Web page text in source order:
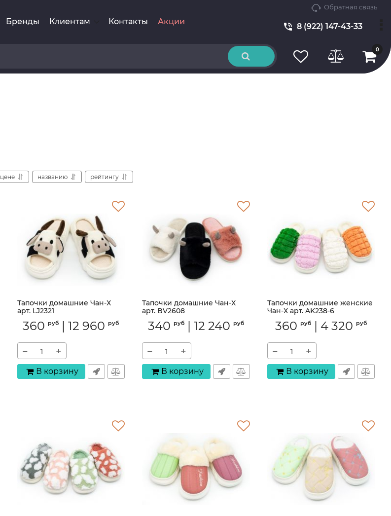
Обратная связь
Бренды Клиентам Контакты Акции
8 (922) 147-43-33
0
цене названию рейтингу
Тапочки домашние Чан-Х
арт. LJ2321
Артикул: LJ2321
360 руб |12 960 руб
− +
В корзину
Тапочки домашние Чан-Х
арт. BV2608
Артикул: BV2608
340 руб| 12 240 руб
− +
В корзину
Тапочки домашние женские
Чан-Х арт. AK238-6
Артикул: AK238-6
360 руб| 4 320 руб
− +
В корзину